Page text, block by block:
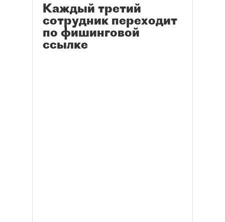
Каждый третий
сотрудник переходит
по фишинговой
ссылке